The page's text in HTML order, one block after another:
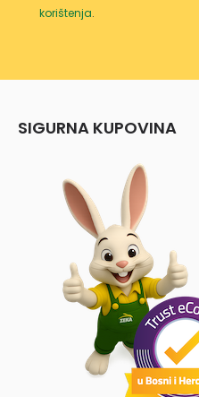
korištenja.
SIGURNA KUPOVINA